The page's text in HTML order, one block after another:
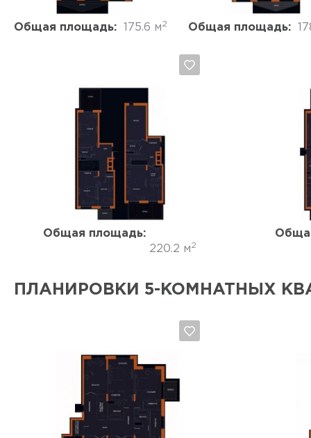
Общая площадь: 175.6 м2 Общая площадь:
Общая площадь:
220.2 м2
Да, удалить
ПЛАНИРОВКИ 5-КОМНАТНЫХ